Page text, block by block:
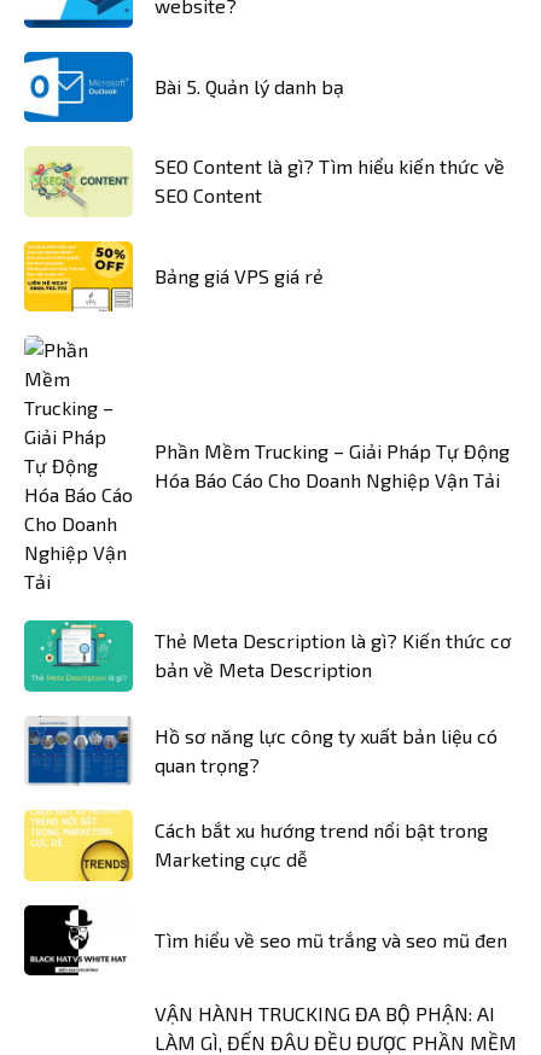
website?
Bài 5. Quản lý danh bạ
SEO Content là gì? Tìm hiểu kiến thức về
SEO Content
Bảng giá VPS giá rẻ
Phần Mềm Trucking – Giải Pháp Tự Động
Hóa Báo Cáo Cho Doanh Nghiệp Vận Tải
Thẻ Meta Description là gì? Kiến thức cơ
bản về Meta Description
Hồ sơ năng lực công ty xuất bản liệu có
quan trọng?
Cách bắt xu hướng trend nổi bật trong
Marketing cực dễ
Tìm hiểu về seo mũ trắng và seo mũ đen
VẬN HÀNH TRUCKING ĐA BỘ PHẬN: AI
LÀM GÌ, ĐẾN ĐÂU ĐỀU ĐƯỢC PHẦN MỀM